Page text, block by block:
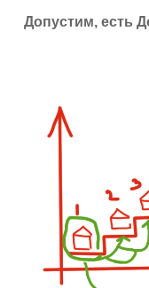
Допустим, есть